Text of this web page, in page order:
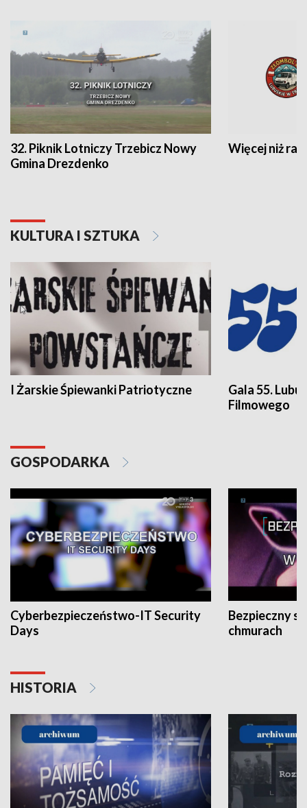
32. Piknik Lotniczy Trzebicz Nowy
Gmina Drezdenko
Więcej niż rajd
KULTURA I SZTUKA
I Żarskie Śpiewanki Patriotyczne
Gala 55.
Filmowego
GOSPODARKA
Cyberbezpieczeństwo-IT Security
Days
Bezpieczny
chmurach
HISTORIA